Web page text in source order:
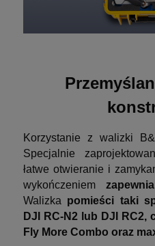
Korzystanie z walizki
Specjalnie
łatwe otwieranie i
wykończeniem
Walizka pomieści taki
DJI RC-N2 lub DJI RC2,
Fly More Combo oraz